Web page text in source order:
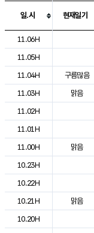
도시별 기상실황표로
일.시 현재일기
11.06H
11.05H
11.04H
구름많음
11.03H
맑음
11.02H
11.01H
11.00H
맑음
10.23H
10.22H
10.21H
맑음
10.20H